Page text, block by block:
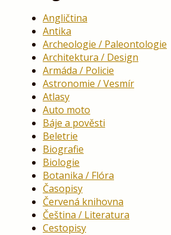
Angličtina
Antika
Archeologie / Paleontologie
Architektura / Design
Armáda / Policie
Astronomie / Vesmír
Atlasy
Auto moto
Báje a pověsti
Beletrie
Biografie
Biologie
Botanika / Flóra
Časopisy
Červená knihovna
Čeština / Literatura
Cestopisy